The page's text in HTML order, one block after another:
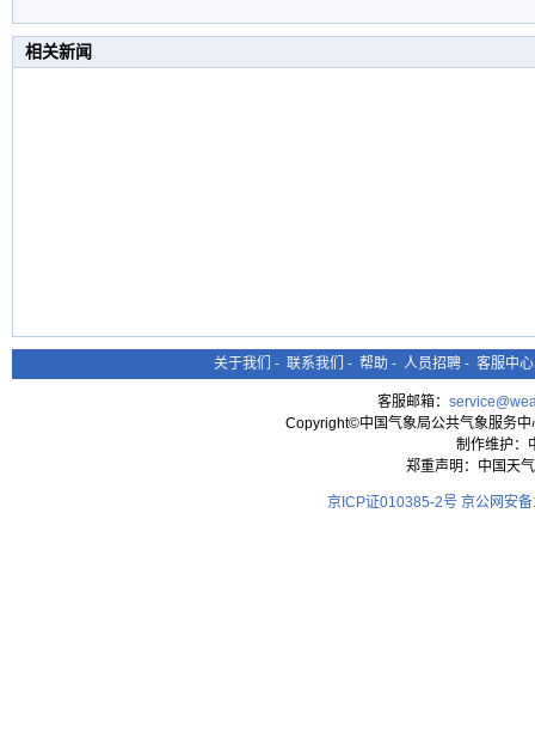
相关新闻
关于我们 - 联系我们 - 帮助 - 人员招聘 - 客服中心
客服邮箱：
Copyright©中国气象局公共气象服务
制作维护：
郑重声明：中国天
京ICP证010385-2号 京公网安